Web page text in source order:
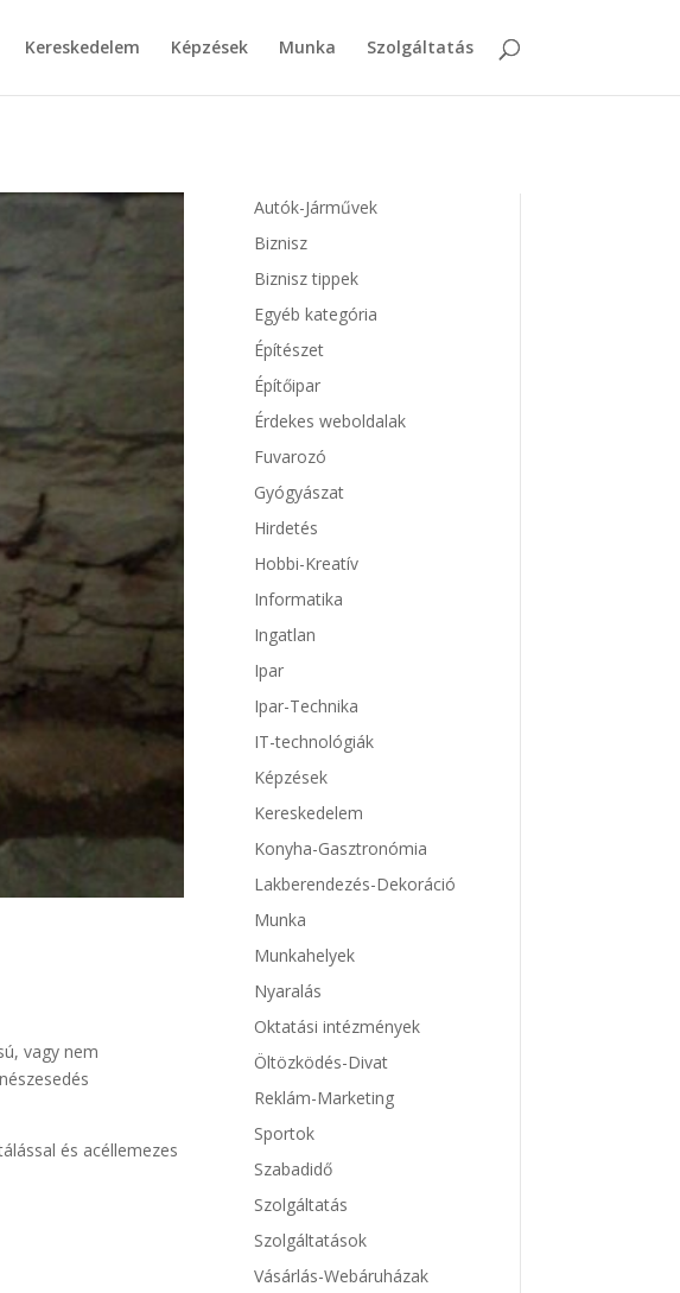
Kereskedelem Képzések Munka Szolgáltatás
vagy nem
és acéllemezes
Autók-Járművek
Biznisz
Biznisz tippek
Egyéb kategória
Építészet
Építőipar
Érdekes weboldalak
Fuvarozó
Gyógyászat
Hirdetés
Hobbi-Kreatív
Informatika
Ingatlan
Ipar
Ipar-Technika
IT-technológiák
Képzések
Kereskedelem
Konyha-Gasztronómia
Lakberendezés-Dekoráció
Munka
Munkahelyek
Nyaralás
Oktatási intézmények
Öltözködés-Divat
Reklám-Marketing
Sportok
Szabadidő
Szolgáltatás
Szolgáltatások
Vásárlás-Webáruházak